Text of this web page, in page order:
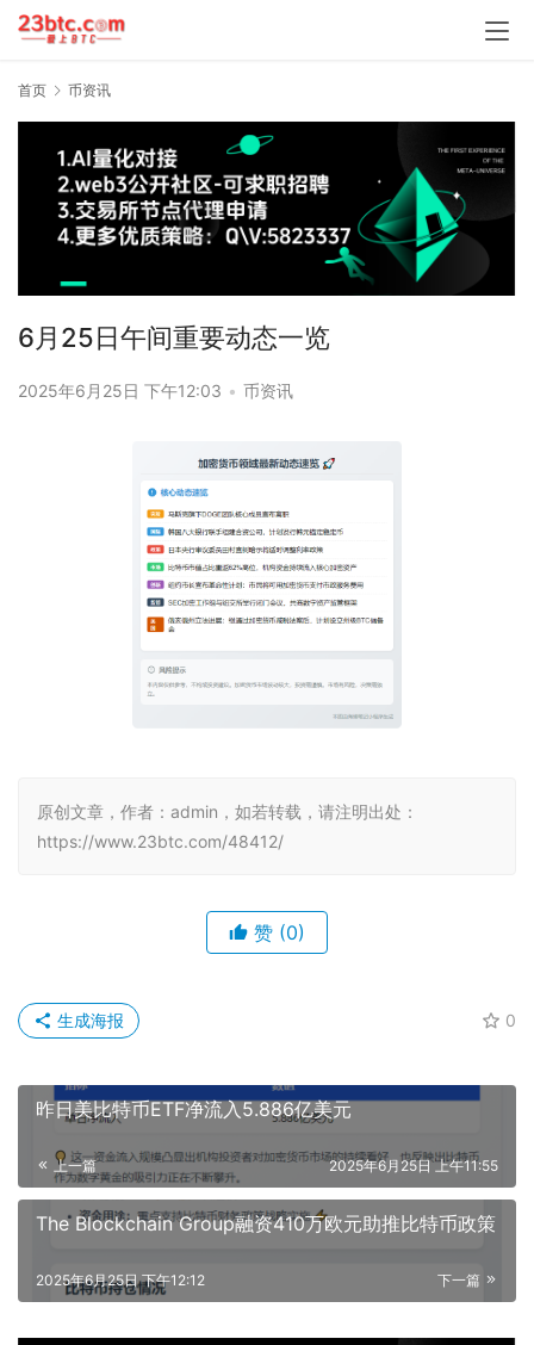
首页 币资讯
6月25日午间重要动态一览
2025年6月25日 下午12:03 • 币资讯
原创文章，作者：admin，如若转载，请注明出处：
https://www.23btc.com/48412/
赞 (0)
0
生成海报
昨日美比特币ETF净流入5.886亿美元
上一篇 2025年6月25日 上午11:55
The Blockchain Group融资410万欧元助推比特币政策
下一篇
2025年6月25日 下午12:12